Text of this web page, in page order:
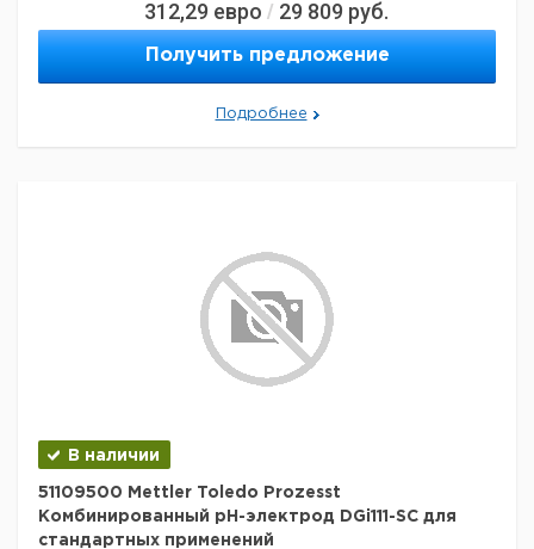
312,29 евро / 29 809 руб.
Получить предложение
Подробнее
В наличии
51109500 Mettler Toledo Prozesst
Комбинированный рН-электрод DGi111-SC для
стандартных применений